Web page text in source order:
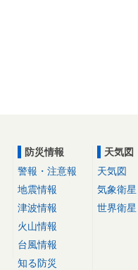
防災情報
警報・注意報
地震情報
津波情報
火山情報
台風情報
知る防災
天気図
天気図
気象衛星
世界衛星